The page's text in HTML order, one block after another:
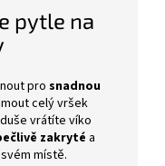
pytle na
pro snadnou
celý vršek
vrátíte víko
zakryté a
místě.